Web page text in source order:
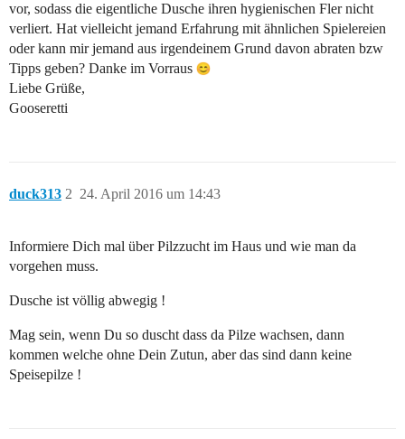
vor, sodass die eigentliche Dusche ihren hygienischen Fler nicht
verliert. Hat vielleicht jemand Erfahrung mit ähnlichen Spielereien
oder kann mir jemand aus irgendeinem Grund davon abraten bzw
Tipps geben? Danke im Vorraus
Liebe Grüße,
Gooseretti
duck313 24. April 2016 um 14:43
2
Informiere Dich mal über Pilzzucht im Haus und wie man da
vorgehen muss.
Dusche ist völlig abwegig !
Mag sein, wenn Du so duscht dass da Pilze wachsen, dann
kommen welche ohne Dein Zutun, aber das sind dann keine
Speisepilze !